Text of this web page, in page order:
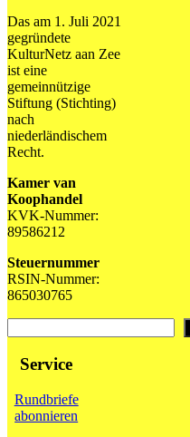
Das am 1. Juli 2021
gegründete
KulturNetz aan Zee
ist eine
gemeinnützige
Stiftung (Stichting)
nach
niederländischem
Recht.
Kamer van
Koophandel
KVK-Nummer:
89586212
Steuernummer
RSIN-Nummer:
865030765
Service
Rundbriefe
abonnieren